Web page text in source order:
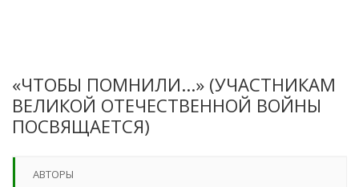
«ЧТОБЫ ПОМНИЛИ...» (УЧАСТНИКАМ
ВЕЛИКОЙ ОТЕЧЕСТВЕННОЙ ВОЙНЫ
ПОСВЯЩАЕТСЯ)
АВТОРЫ